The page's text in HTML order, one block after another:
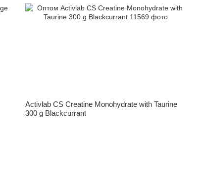
Activlab CS Creatine Monohydrate with Taurine
300 g Blackcurrant